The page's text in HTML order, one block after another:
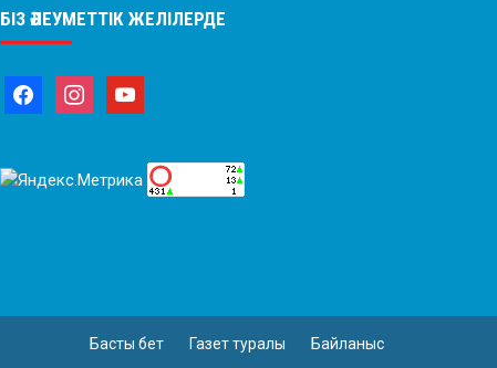
БІЗ ӘЛЕУМЕТТІК ЖЕЛІЛЕРДЕ
Басты бет Газет туралы Байланыс